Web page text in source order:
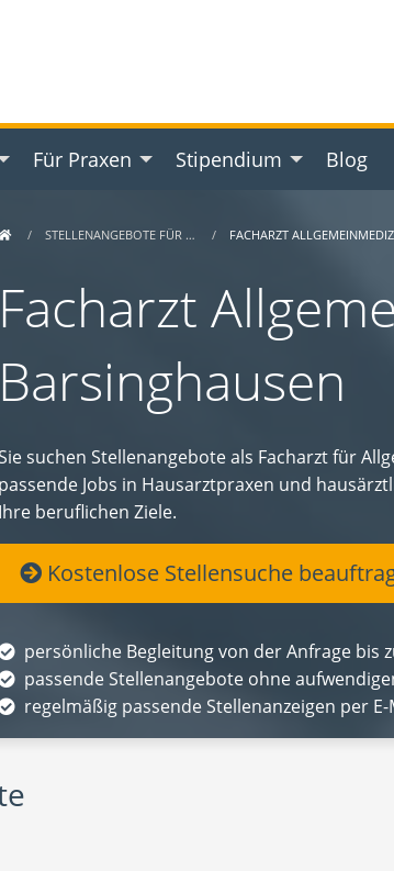
Für Praxen Stipendium Blog
STELLENANGEBOTE FÜR … FACHARZT
Facharzt
Barsinghausen
suchen Stellenangebote als Facharzt für
passende Jobs in Hausarztpraxen und
Ihre beruflichen Ziele.
Kostenlose Stellensuche
persönliche Begleitung von der Anfrage bis
passende Stellenangebote ohne
regelmäßig passende Stellenanzeigen per